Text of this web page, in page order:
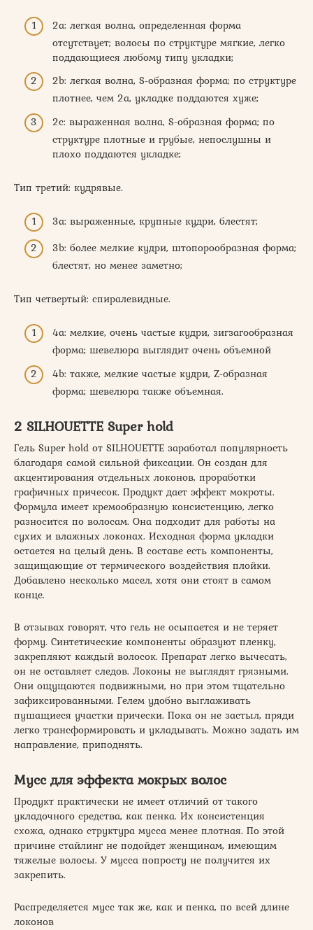
2a: легкая волна, определенная форма
отсутствует; волосы по структуре мягкие, легко
поддающиеся любому типу укладки;
2b: легкая волна, S-образная форма; по структуре
плотнее, чем 2a, укладке поддаются хуже;
2c: выраженная волна, S-образная форма; по
структуре плотные и грубые, непослушны и
плохо поддаются укладке;
Тип третий: кудрявые.
3a: выраженные, крупные кудри, блестят;
3b: более мелкие кудри, штопорообразная форма;
блестят, но менее заметно;
Тип четвертый: спиралевидные.
4a: мелкие, очень частые кудри, зигзагообразная
форма; шевелюра выглядит очень объемной
4b: также, мелкие частые кудри, Z-образная
форма; шевелюра также объемная.
2 SILHOUETTE Super hold
Гель Super hold от SILHOUETTE заработал популярность
благодаря самой сильной фиксации. Он создан для
акцентирования отдельных локонов, проработки
графичных причесок. Продукт дает эффект мокроты.
Формула имеет кремообразную консистенцию, легко
разносится по волосам. Она подходит для работы на
сухих и влажных локонах. Исходная форма укладки
остается на целый день. В составе есть компоненты,
защищающие от термического воздействия плойки.
Добавлено несколько масел, хотя они стоят в самом
конце.
В отзывах говорят, что гель не осыпается и не теряет
форму. Синтетические компоненты образуют пленку,
закрепляют каждый волосок. Препарат легко вычесать,
он не оставляет следов. Локоны не выглядят грязными.
Они ощущаются подвижными, но при этом тщательно
зафиксированными. Гелем удобно выглаживать
пушащиеся участки прически. Пока он не застыл, пряди
легко трансформировать и укладывать. Можно задать им
направление, приподнять.
Мусс для эффекта мокрых волос
Продукт практически не имеет отличий от такого
укладочного средства, как пенка. Их консистенция
схожа, однако структура мусса менее плотная. По этой
причине стайлинг не подойдет женщинам, имеющим
тяжелые волосы. У мусса попросту не получится их
закрепить.
Распределяется мусс так же, как и пенка, по всей длине
локонов